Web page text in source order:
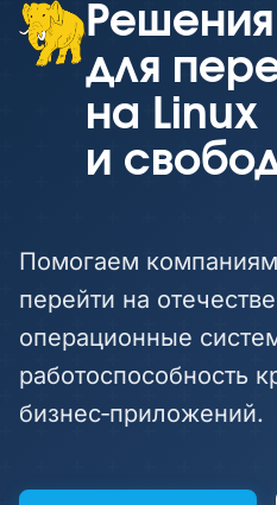
Решения
для
на Linux
и
Помогаем
перейти на
операционные
работоспособность
бизнес‑приложений.